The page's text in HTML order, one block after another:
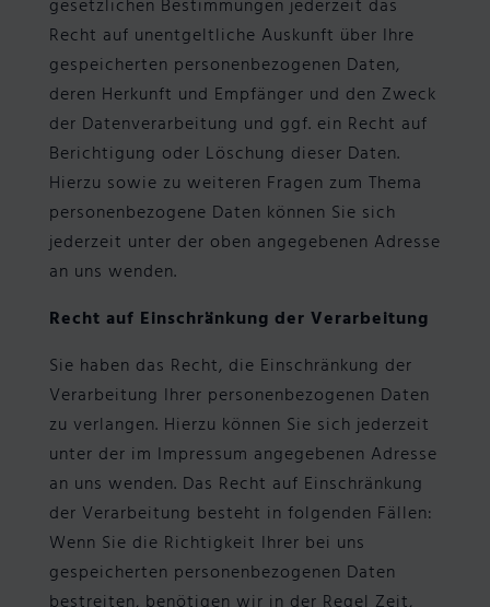
gesetzlichen Bestimmungen jederzeit das
Recht auf unentgeltliche Auskunft über Ihre
gespeicherten personenbezogenen Daten,
deren Herkunft und Empfänger und den Zweck
der Datenverarbeitung und ggf. ein Recht auf
Berichtigung oder Löschung dieser Daten.
Hierzu sowie zu weiteren Fragen zum Thema
personenbezogene Daten können Sie sich
jederzeit unter der oben angegebenen Adresse
an uns wenden.
Recht auf Einschränkung der Verarbeitung
Sie haben das Recht, die Einschränkung der
Verarbeitung Ihrer personenbezogenen Daten
zu verlangen. Hierzu können Sie sich jederzeit
unter der im Impressum angegebenen Adresse
an uns wenden. Das Recht auf Einschränkung
der Verarbeitung besteht in folgenden Fällen:
Wenn Sie die Richtigkeit Ihrer bei uns
gespeicherten personenbezogenen Daten